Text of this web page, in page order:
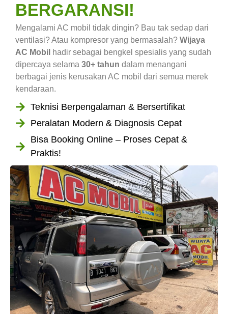
BERGARANSI!
Mengalami AC mobil tidak dingin? Bau tak sedap dari
ventilasi? Atau kompresor yang bermasalah? Wijaya
AC Mobil hadir sebagai bengkel spesialis yang sudah
dipercaya selama 30+ tahun dalam menangani
berbagai jenis kerusakan AC mobil dari semua merek
kendaraan.
Teknisi Berpengalaman & Bersertifikat
Peralatan Modern & Diagnosis Cepat
Bisa Booking Online – Proses Cepat &
Praktis!